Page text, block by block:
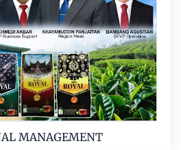
MANAGEMENT